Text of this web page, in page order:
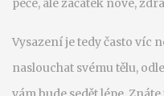
péče, ale začátek nové,
Vysazení je tedy často víc
naslouchat svému tělu,